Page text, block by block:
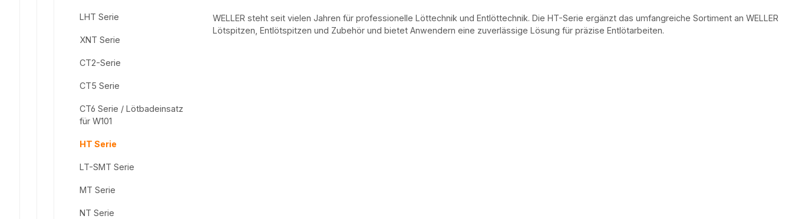
LHT Serie
XNT Serie
CT2-Serie
CT5 Serie
CT6 Serie / Lötbadeinsatz
für W101
HT Serie
LT-SMT Serie
MT Serie
NT Serie
WELLER steht seit vielen Jahren für professionelle Löttechnik und Entlöttechnik. Die HT-Serie ergänzt das umfangreiche Sortiment an WELLER
Lötspitzen, Entlötspitzen und Zubehör und bietet Anwendern eine zuverlässige Lösung für präzise Entlötarbeiten.